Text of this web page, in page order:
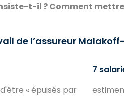
t-il ? Comment
de l’assureur
« épuisés par
7